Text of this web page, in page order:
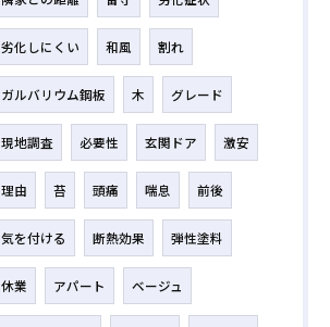
劣化しにくい 和風 割れ
ガルバリウム鋼板 木 グレード
現地調査 必要性 玄関ドア 激安
理由 苔 頭痛 喘息 前後
気を付ける 断熱効果 弾性塗料
休業 アパート ベージュ